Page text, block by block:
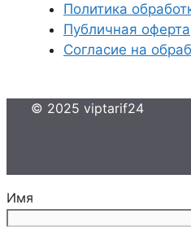
Политика
Публичная оферта
Согласие на
© 2025 viptarif24
Имя